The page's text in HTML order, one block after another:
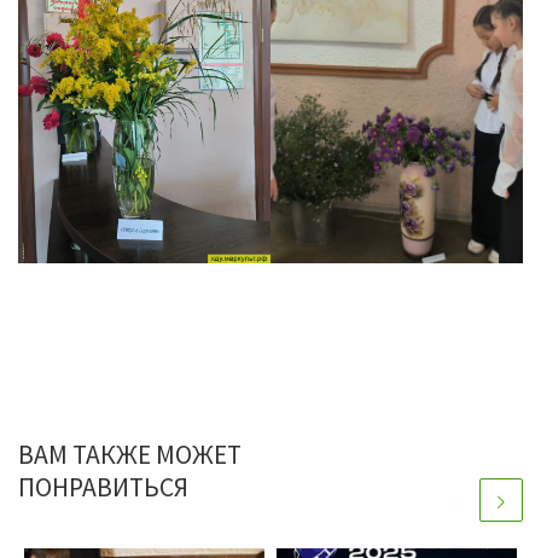
ВАМ ТАКЖЕ МОЖЕТ
ПОНРАВИТЬСЯ